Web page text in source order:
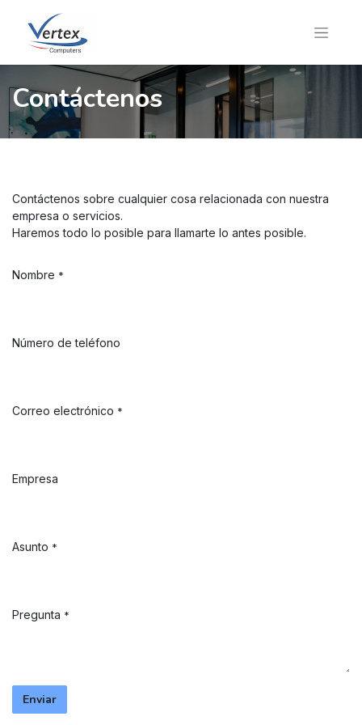
Contáctenos
Contáctenos sobre cualquier cosa relacionada con nuestra
empresa o servicios.
Haremos todo lo posible para llamarte lo antes posible.
Nombre *
Número de teléfono
Correo electrónico *
Empresa
Asunto *
Pregunta *
Enviar